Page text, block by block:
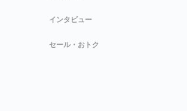
インタビュー
セール・おトク